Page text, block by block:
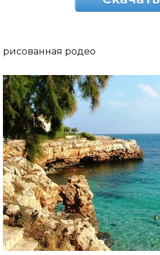
рисованная родео